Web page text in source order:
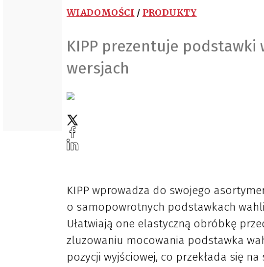
WIADOMOŚCI / PRODUKTY
KIPP prezentuje podstawki
wersjach
KIPP wprowadza do swojego
o samopowrotnych podstawkach
Ułatwiają one elastyczną obróbkę
zluzowaniu mocowania podstawka
pozycji wyjściowej, co przekłada się